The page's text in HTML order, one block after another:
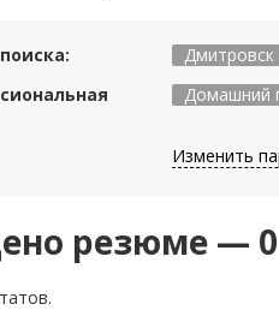
Дмитровск
Домашний
Изменить
резюме — 0